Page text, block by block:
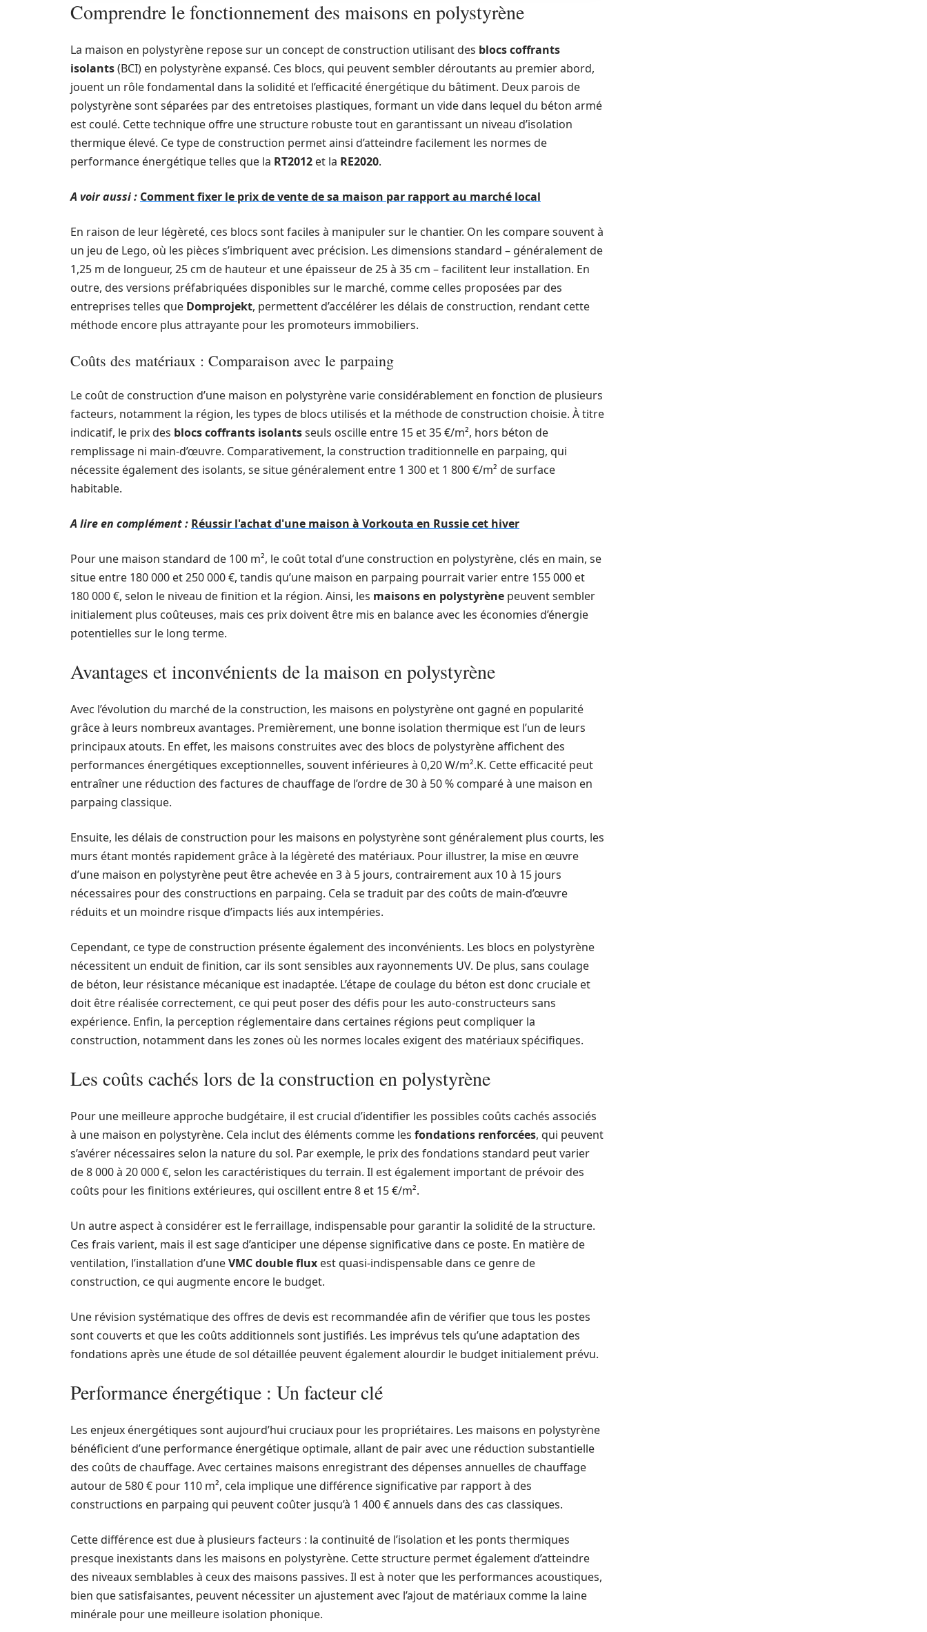
Comprendre le fonctionnement des maisons en polystyrène
La maison en polystyrène repose sur un concept de construction utilisant des blocs coffrants
isolants(BCI) en polystyrène expansé. Ces blocs, qui peuvent sembler déroutants au premier abord,
jouent un rôle fondamental dans la solidité et l’efficacité énergétique du bâtiment. Deux parois de
polystyrène sont séparées par des entretoises plastiques, formant un vide dans lequel du béton armé
est coulé. Cette technique offre une structure robuste tout en garantissant un niveau d’isolation
thermique élevé. Ce type de construction permet ainsi d’atteindre facilement les normes de
performance énergétique telles que la RT2012 et la RE2020.
A voir aussi : Comment fixer le prix de vente de sa maison par rapport au marché local
En raison de leur légèreté, ces blocs sont faciles à manipuler sur le chantier. On les compare souvent à
un jeu de Lego, où les pièces s’imbriquent avec précision. Les dimensions standard – généralement de
1,25 m de longueur, 25 cm de hauteur et une épaisseur de 25 à 35 cm – facilitent leur installation. En
outre, des versions préfabriquées disponibles sur le marché, comme celles proposées par des
entreprises telles que Domprojekt, permettent d’accélérer les délais de construction, rendant cette
méthode encore plus attrayante pour les promoteurs immobiliers.
Coûts des matériaux : Comparaison avec le parpaing
Le coût de construction d’une maison en polystyrène varie considérablement en fonction de plusieurs
facteurs, notamment la région, les types de blocs utilisés et la méthode de construction choisie. À titre
indicatif, le prix des blocs coffrants isolantsseuls oscille entre 15 et 35 €/m², hors béton de
remplissage ni main-d’œuvre. Comparativement, la construction traditionnelle en parpaing, qui
nécessite également des isolants, se situe généralement entre 1 300 et 1 800 €/m² de surface
habitable.
A lire en complément : Réussir l'achat d'une maison à Vorkouta en Russie cet hiver
Pour une maison standard de 100 m², le coût total d’une construction en polystyrène, clés en main, se
situe entre 180 000 et 250 000 €, tandis qu’une maison en parpaing pourrait varier entre 155 000 et
180 000 €, selon le niveau de finition et la région. Ainsi, les maisons en polystyrène peuvent sembler
initialement plus coûteuses, mais ces prix doivent être mis en balance avec les économies d’énergie
potentielles sur le long terme.
Avantages et inconvénients de la maison en polystyrène
Avec l’évolution du marché de la construction, les maisons en polystyrène ont gagné en popularité
grâce à leurs nombreux avantages. Premièrement, une bonne isolation thermique est l’un de leurs
principaux atouts. En effet, les maisons construites avec des blocs de polystyrène affichent des
performances énergétiques exceptionnelles, souvent inférieures à 0,20 W/m².K. Cette efficacité peut
entraîner une réduction des factures de chauffage de l’ordre de 30 à 50 % comparé à une maison en
parpaing classique.
Ensuite, les délais de construction pour les maisons en polystyrène sont généralement plus courts, les
murs étant montés rapidement grâce à la légèreté des matériaux. Pour illustrer, la mise en œuvre
d’une maison en polystyrène peut être achevée en 3 à 5 jours, contrairement aux 10 à 15 jours
nécessaires pour des constructions en parpaing. Cela se traduit par des coûts de main-d’œuvre
réduits et un moindre risque d’impacts liés aux intempéries.
Cependant, ce type de construction présente également des inconvénients. Les blocs en polystyrène
nécessitent un enduit de finition, car ils sont sensibles aux rayonnements UV. De plus, sans coulage
de béton, leur résistance mécanique est inadaptée. L’étape de coulage du béton est donc cruciale et
doit être réalisée correctement, ce qui peut poser des défis pour les auto-constructeurs sans
expérience. Enfin, la perception réglementaire dans certaines régions peut compliquer la
construction, notamment dans les zones où les normes locales exigent des matériaux spécifiques.
Les coûts cachés lors de la construction en polystyrène
Pour une meilleure approche budgétaire, il est crucial d’identifier les possibles coûts cachés associés
à une maison en polystyrène. Cela inclut des éléments comme les fondations renforcées, qui peuvent
s’avérer nécessaires selon la nature du sol. Par exemple, le prix des fondations standard peut varier
de 8 000 à 20 000 €, selon les caractéristiques du terrain. Il est également important de prévoir des
coûts pour les finitions extérieures, qui oscillent entre 8 et 15 €/m².
Un autre aspect à considérer est le ferraillage, indispensable pour garantir la solidité de la structure.
Ces frais varient, mais il est sage d’anticiper une dépense significative dans ce poste. En matière de
ventilation, l’installation d’uneVMC double flux est quasi-indispensable dans ce genre de
construction, ce qui augmente encore le budget.
Une révision systématique des offres de devis est recommandée afin de vérifier que tous les postes
sont couverts et que les coûts additionnels sont justifiés. Les imprévus tels qu’une adaptation des
fondations après une étude de sol détaillée peuvent également alourdir le budget initialement prévu.
Performance énergétique : Un facteur clé
Les enjeux énergétiques sont aujourd’hui cruciaux pour les propriétaires. Les maisons en polystyrène
bénéficient d’une performance énergétique optimale, allant de pair avec une réduction substantielle
des coûts de chauffage. Avec certaines maisons enregistrant des dépenses annuelles de chauffage
autour de 580 € pour 110 m², cela implique une différence significative par rapport à des
constructions en parpaing qui peuvent coûter jusqu’à 1 400 € annuels dans des cas classiques.
Cette différence est due à plusieurs facteurs : la continuité de l’isolation et les ponts thermiques
presque inexistants dans les maisons en polystyrène. Cette structure permet également d’atteindre
des niveaux semblables à ceux des maisons passives. Il est à noter que les performances acoustiques,
bien que satisfaisantes, peuvent nécessiter un ajustement avec l’ajout de matériaux comme la laine
minérale pour une meilleure isolation phonique.